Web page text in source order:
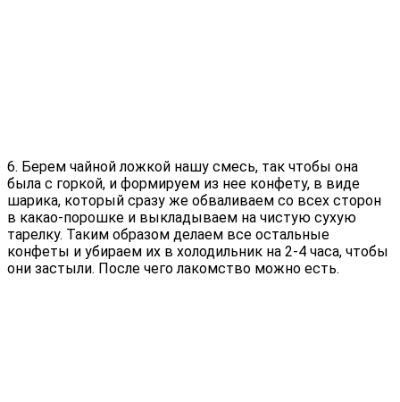
6. Берем чайной ложкой нашу смесь, так чтобы она
была с горкой, и формируем из нее конфету, в виде
шарика, который сразу же обваливаем со всех сторон
в какао-порошке и выкладываем на чистую сухую
тарелку. Таким образом делаем все остальные
конфеты и убираем их в холодильник на 2-4 часа, чтобы
они застыли. После чего лакомство можно есть.